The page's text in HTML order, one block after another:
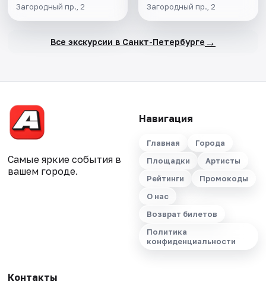
Загородный пр., 2 Загородный пр., 2
Все экскурсии в Санкт-Петербурге →
Самые яркие события в
вашем городе.
Навигация
Главная
Города
Площадки
Артисты
Рейтинги
Промокоды
О нас
Возврат билетов
Политика
конфиденциальности
Контакты